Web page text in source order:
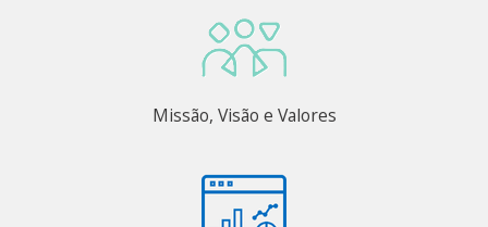
Missão, Visão e Valores